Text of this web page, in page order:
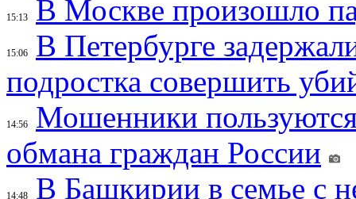
15:13 В Москве произошло
15:06
В Петербурге
подростка совершить
14:56
Мошенники
обмана граждан России
14:48
В Башкирии в семье с